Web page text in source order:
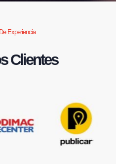
Experiencia
Clientes